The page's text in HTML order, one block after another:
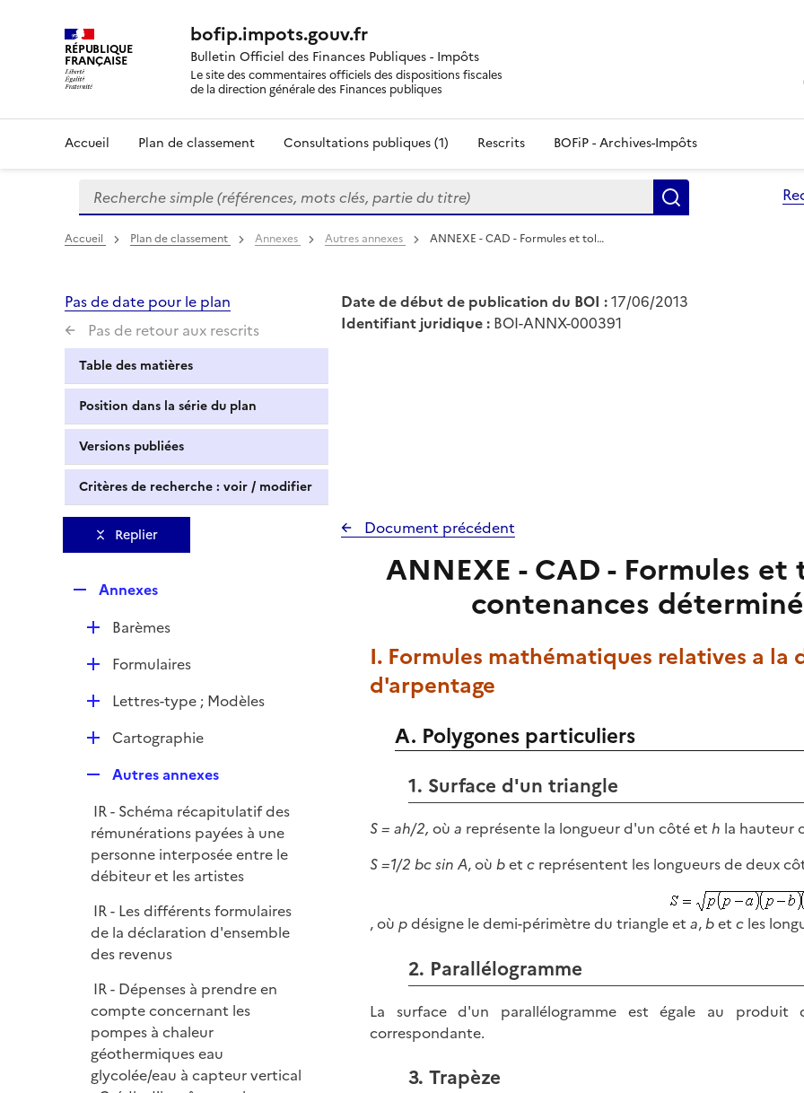
RÉPUBLIQUE
FRANÇAISE
bofip.impots.gouv.fr
Bulletin Officiel des Finances Publiques - Impôts
Le site des commentaires officiels des dispositions fiscales
de la direction générale des Finances publiques
Accueil Plan de classement Consultations publiques (1) Rescrits BOFiP - Archives-Impôts
Formulaire
de
recherche
Recherche simple (références, mots clés, partie du titre)
Accueil Plan de classement Annexes Autres annexes ANNEXE - CAD - Formules et tol…
Pas de date pour le plan
Pas de retour aux rescrits
Table des matières
Position dans la série du plan
Versions publiées
Critères de recherche : voir / modifier
Date de début de publication du BOI :17/06/2013
Identifiant juridique : BOI-ANNX-000391
Replier
p
l
i
e
Annexes
DBarèmes
DFormulaires
D
e
r
Lettres-type ; Modèles
D
p
l
i
e
r
Cartographie
p
l
i
e
r
Autres annexes
IR - Schéma récapitulatif des
rémunérations payées à une
personne interposée entre le
débiteur et les artistes
IR - Les différents formulaires
de la déclaration d'ensemble
des revenus
IR - Dépenses à prendre en
compte concernant les
pompes à chaleur
géothermiques eau
glycolée/eau à capteur vertical
Document précédent
ANNEXE - CAD - Formules
contenances
I. Formules mathématiques relatives a
d'arpentage
A. Polygones particuliers
1. Surface d'un triangle
S = ah/2, où a représente la longueur d'un côté et h la hauteur
S =1/2 bc sin A, où bet c représentent les longueurs de deux
, où pdésigne le demi-périmètre du triangle et a,bet c les
2. Parallélogramme
La surface d'un parallélogramme est égale au
correspondante.
3. Trapèze